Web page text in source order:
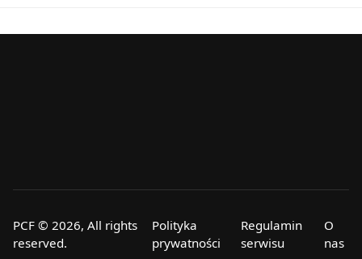
PCF © 2026, All rights
reserved.
Polityka
prywatności
Regulamin
serwisu
O
nas